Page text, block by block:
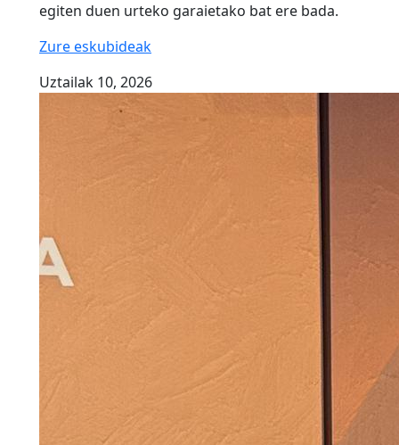
egiten duen urteko garaietako bat ere bada.
Zure eskubideak
Uztailak 10, 2026